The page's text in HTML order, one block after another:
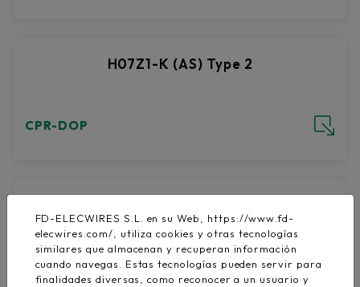
H07Z1-K (AS) Type 2
FD-ELECWIRES S.L. en su Web, https://www.fd-
elecwires.com/, utiliza cookies y otras tecnologías
similares que almacenan y recuperan información
cuando navegas. Estas tecnologías pueden servir para
finalidades diversas, como reconocer a un usuario y